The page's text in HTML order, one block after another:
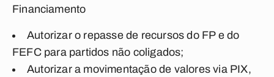
Financiamento
Autorizar o repasse de recursos do FP e do
FEFC para partidos não coligados;
Autorizar a movimentação de valores via PIX,